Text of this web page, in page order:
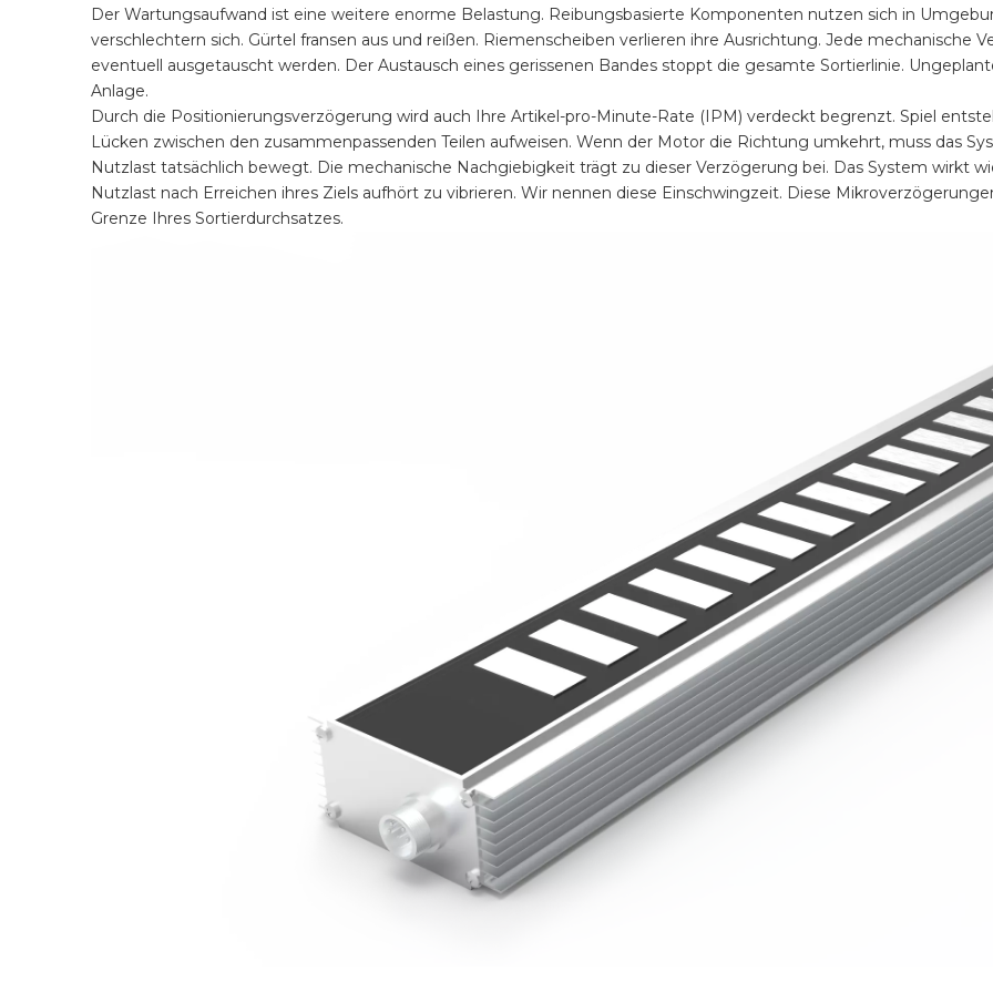
Der Wartungsaufwand ist eine weitere enorme Belastung. Reibungsbasierte Komponenten nutzen sich in
verschlechtern sich. Gürtel fransen aus und reißen. Riemenscheiben verlieren ihre Ausrichtung. Jede mechanische
eventuell ausgetauscht werden. Der Austausch eines gerissenen Bandes stoppt die gesamte Sortierlinie.
Anlage.
Durch die Positionierungsverzögerung wird auch Ihre Artikel-pro-Minute-Rate (IPM) verdeckt begrenzt. Spiel
Lücken zwischen den zusammenpassenden Teilen aufweisen. Wenn der Motor die Richtung umkehrt, muss das
Nutzlast tatsächlich bewegt. Die mechanische Nachgiebigkeit trägt zu dieser Verzögerung bei. Das System wirkt
Nutzlast nach Erreichen ihres Ziels aufhört zu vibrieren. Wir nennen diese Einschwingzeit. Diese
Grenze Ihres Sortierdurchsatzes.